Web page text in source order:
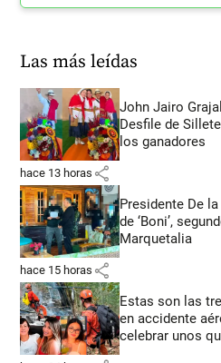
Las más leídas
John Jairo
Desfile de
los ganadores
hace 13 horas share
Presidente De
de ‘Boni’,
Marquetalia
hace 15 horas share
Estas son las
en accidente
celebrar unos